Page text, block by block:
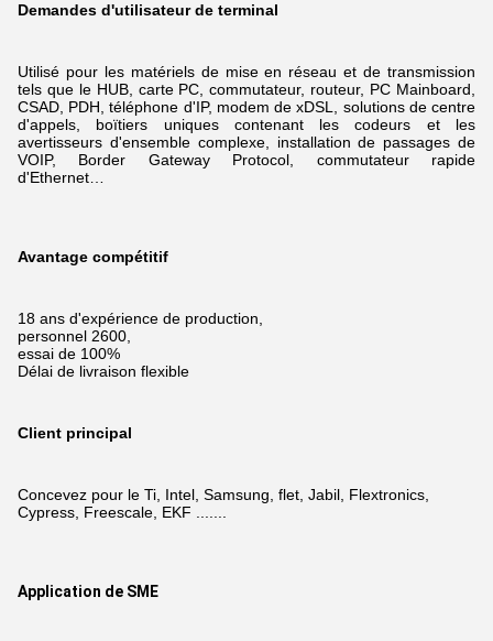
Demandes d'utilisateur de terminal
Utilisé pour les matériels de mise en réseau et de transmission
tels que le HUB, carte PC, commutateur, routeur, PC Mainboard,
CSAD, PDH, téléphone d'IP, modem de xDSL,
solutions de centre
d'appels, boïtiers uniques contenant les codeurs et les
avertisseurs d'ensemble complexe, installation de passages de
VOIP, Border Gateway Protocol, commutateur rapide
d'Ethernet…
Avantage compétitif
18 ans d'expérience de production,
personnel 2600,
essai de 100%
Délai de livraison flexible
Client principal
Concevez pour le Ti, Intel, Samsung, flet, Jabil, Flextronics,
Cypress, Freescale, EKF .......
Application de SME